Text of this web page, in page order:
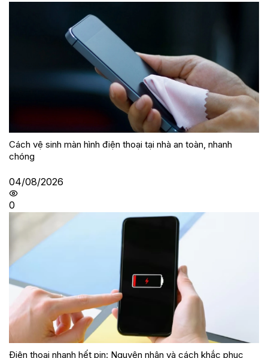
Cách vệ sinh màn hình điện thoại tại nhà an toàn, nhanh
chóng
04/08/2026
0
Điện thoại nhanh hết pin: Nguyên nhân và cách khắc phục